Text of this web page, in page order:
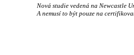
Nová studie vedená na Newcastle
A nemusí to být pouze na